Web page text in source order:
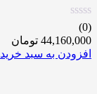
(0)
44,160,000 تومان
افزودن به سبد خرید